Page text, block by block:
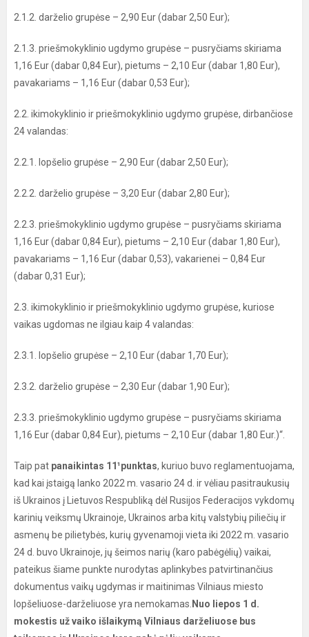
2.1.2. darželio grupėse – 2,90 Eur (dabar 2,50 Eur);
2.1.3. priešmokyklinio ugdymo grupėse – pusryčiams skiriama
1,16 Eur (dabar 0,84 Eur), pietums – 2,10 Eur (dabar 1,80 Eur),
pavakariams – 1,16 Eur (dabar 0,53 Eur);
2.2. ikimokyklinio ir priešmokyklinio ugdymo grupėse, dirbančiose
24 valandas:
2.2.1. lopšelio grupėse – 2,90 Eur (dabar 2,50 Eur);
2.2.2. darželio grupėse – 3,20 Eur (dabar 2,80 Eur);
2.2.3. priešmokyklinio ugdymo grupėse – pusryčiams skiriama
1,16 Eur (dabar 0,84 Eur), pietums – 2,10 Eur (dabar 1,80 Eur),
pavakariams – 1,16 Eur (dabar 0,53), vakarienei – 0,84 Eur
(dabar 0,31 Eur);
2.3. ikimokyklinio ir priešmokyklinio ugdymo grupėse, kuriose
vaikas ugdomas ne ilgiau kaip 4 valandas:
2.3.1. lopšelio grupėse – 2,10 Eur (dabar 1,70 Eur);
2.3.2. darželio grupėse – 2,30 Eur (dabar 1,90 Eur);
2.3.3. priešmokyklinio ugdymo grupėse – pusryčiams skiriama
1,16 Eur (dabar 0,84 Eur), pietums – 2,10 Eur (dabar 1,80 Eur.)“.
Taip pat panaikintas 11¹punktas, kuriuo buvo reglamentuojama,
kad kai įstaigą lanko 2022 m. vasario 24 d. ir vėliau pasitraukusių
iš Ukrainos į Lietuvos Respubliką dėl Rusijos Federacijos vykdomų
karinių veiksmų Ukrainoje, Ukrainos arba kitų valstybių piliečių ir
asmenų be pilietybės, kurių gyvenamoji vieta iki 2022 m. vasario
24 d. buvo Ukrainoje, jų šeimos narių (karo pabėgėlių) vaikai,
pateikus šiame punkte nurodytas aplinkybes patvirtinančius
dokumentus vaikų ugdymas ir maitinimas Vilniaus miesto
lopšeliuose-darželiuose yra nemokamas. Nuo liepos 1 d.
mokestis už vaiko išlaikymą Vilniaus darželiuose bus